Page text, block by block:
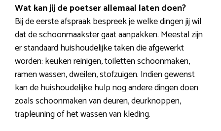
Wat kan jij de poetser allemaal laten doen?
Bij de eerste afspraak bespreek je welke dingen jij wil
dat de schoonmaakster gaat aanpakken. Meestal zijn
er standaard huishoudelijke taken die afgewerkt
worden: keuken reinigen, toiletten schoonmaken,
ramen wassen, dweilen, stofzuigen. Indien gewenst
kan de huishoudelijke hulp nog andere dingen doen
zoals schoonmaken van deuren, deurknoppen,
trapleuning of het wassen van kleding.